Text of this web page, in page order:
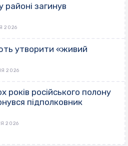
загинув
2026
утворити «живий
2026
років російського полону
підполковник
2026